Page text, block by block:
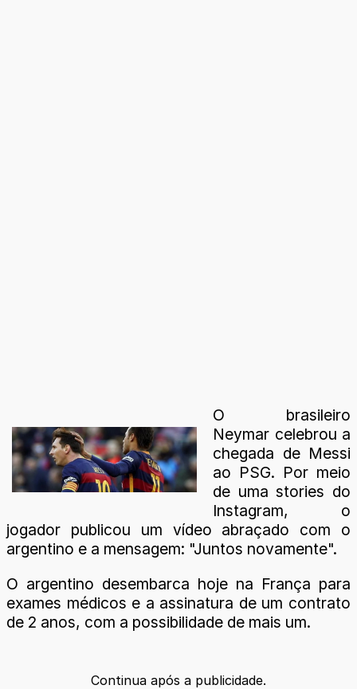
O brasileiro
Neymar celebrou a
chegada de Messi
ao PSG. Por meio
de uma stories do
Instagram, o
jogador publicou um vídeo abraçado com o
argentino e a mensagem: "Juntos novamente".
O argentino desembarca hoje na França para
exames médicos e a assinatura de um contrato
de 2 anos, com a possibilidade de mais um.
Continua após a publicidade.